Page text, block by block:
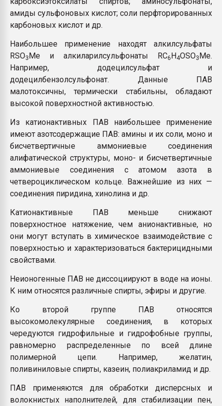
амиды сульфоновых кислот; соли перфторированных
карбоновых кислот и др.
Наибольшее применение находят алкилсульфаты
RSO3Me и алкиларилсульфонаты RC6H4OSO3Me.
Например, додецилсульфат и
додецилбензолсульфонат. Данные ПАВ
малотоксичны, термически стабильны, обладают
высокой поверхностной активностью.
Из катионактивных ПАВ наибольшее применение
имеют азотсодержащие ПАВ: амины и их соли, моно и
бисчетвертичные аммониевые соединения
алифатической структуры, моно- и бисчетвертичные
аммониевые соединения с атомом азота в
четвероциклическом кольце. Важнейшие из них —
соединения пиридина, хинолина и др.
Катионактивные ПАВ меньше снижают
поверхностное натяжение, чем анионактивные, но
они могут вступать в химическое взаимодействие с
поверхностью и характеризоваться бактерицидными
свойствами.
Неионогенные ПАВ не диссоциируют в воде на ионы.
К ним относятся различные спирты, эфиры и другие.
Ко второй группе ПАВ относятся
высокомолекулярные соединения, в которых
чередуются гидрофильные и гидрофобные группы,
равномерно распределенные по всей длине
полимерной цепи. Например, желатин,
поливиниловые спирты, казеин, полиакриламид и др.
ПАВ применяются для обработки дисперсных и
волокнистых наполнителей, для стабилизации пен,